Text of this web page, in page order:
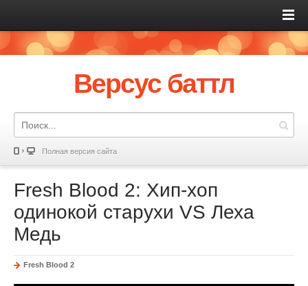
Версус баттл
Полная версия сайта
Fresh Blood 2: Хип-хоп
одинокой старухи VS Леха
Медь
Fresh Blood 2